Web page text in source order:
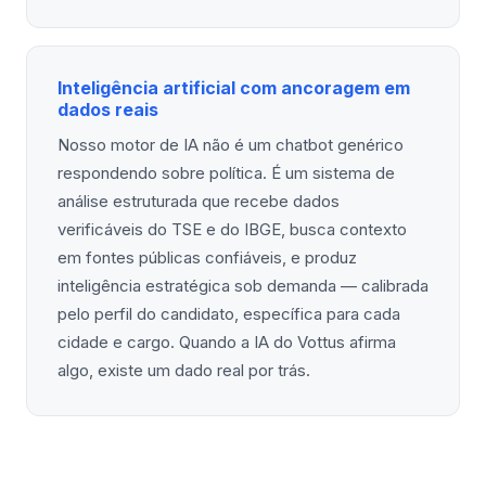
Inteligência artificial com ancoragem em
dados reais
Nosso motor de IA não é um chatbot genérico
respondendo sobre política. É um sistema de
análise estruturada que recebe dados
verificáveis do TSE e do IBGE, busca contexto
em fontes públicas confiáveis, e produz
inteligência estratégica sob demanda — calibrada
pelo perfil do candidato, específica para cada
cidade e cargo. Quando a IA do Vottus afirma
algo, existe um dado real por trás.